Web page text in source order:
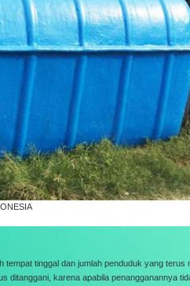
tempat tinggal dan jumlah penduduk yang terus
ditanggani, karena apabila penangganannya